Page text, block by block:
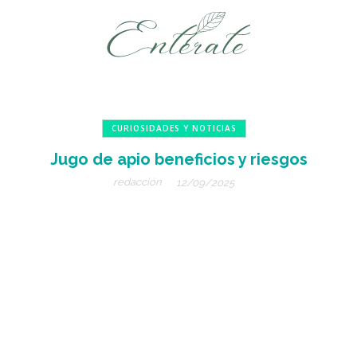
CURIOSIDADES Y NOTICIAS
Jugo de apio beneficios y riesgos
redacción 12/09/2025